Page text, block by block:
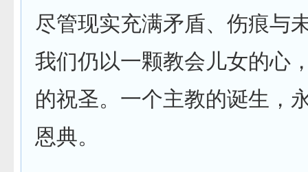
尽管现实充满矛盾、伤痕与
我们仍以一颗教会儿女的心
的祝圣。一个主教的诞生，
恩典。